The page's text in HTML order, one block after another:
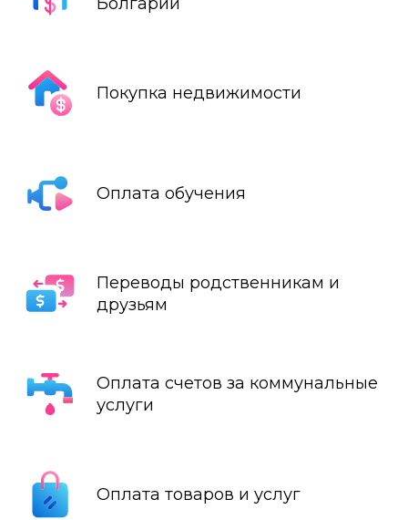
Покупка недвижимости
Оплата обучения
Переводы родственникам и
друзьям
Оплата счетов за коммунальные
услуги
Оплата товаров и услуг